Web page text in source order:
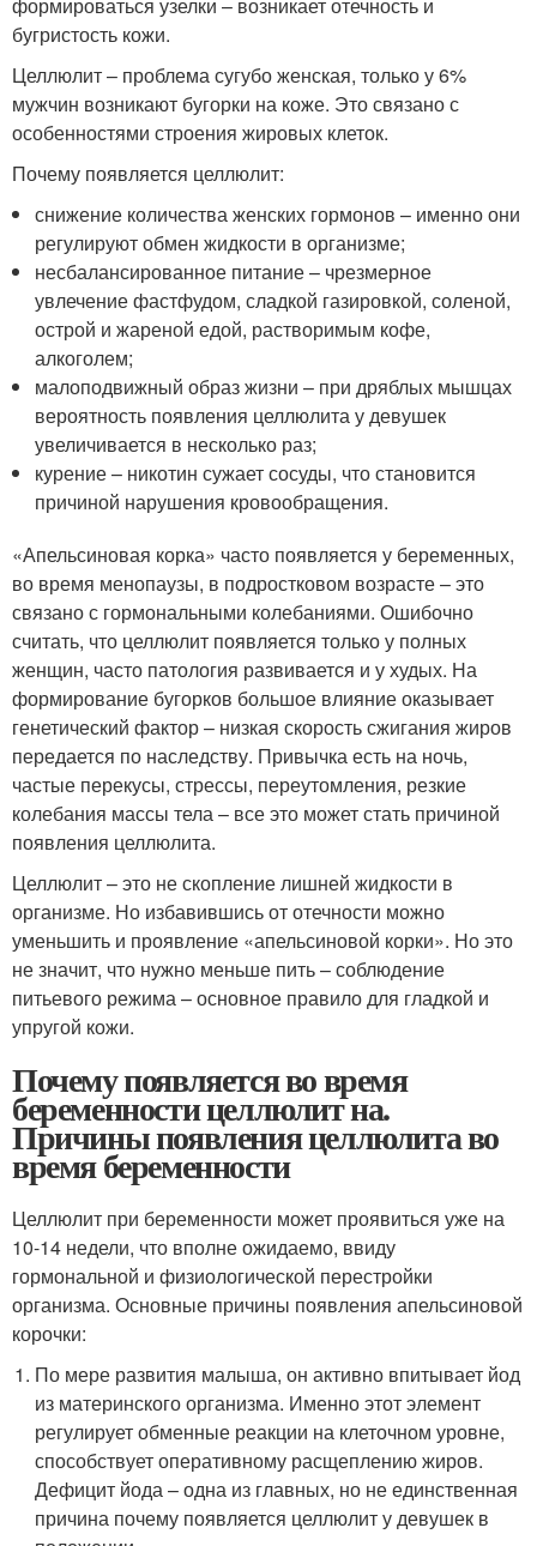
бугристость кожи.
Целлюлит – проблема сугубо женская, только у 6%
мужчин возникают бугорки на коже. Это связано с
особенностями строения жировых клеток.
Почему появляется целлюлит:
снижение количества женских гормонов – именно они
регулируют обмен жидкости в организме;
несбалансированное питание – чрезмерное
увлечение фастфудом, сладкой газировкой, соленой,
острой и жареной едой, растворимым кофе,
алкоголем;
малоподвижный образ жизни – при дряблых мышцах
вероятность появления целлюлита у девушек
увеличивается в несколько раз;
курение – никотин сужает сосуды, что становится
причиной нарушения кровообращения.
«Апельсиновая корка» часто появляется у беременных,
во время менопаузы, в подростковом возрасте – это
связано с гормональными колебаниями. Ошибочно
считать, что целлюлит появляется только у полных
женщин, часто патология развивается и у худых. На
формирование бугорков большое влияние оказывает
генетический фактор – низкая скорость сжигания жиров
передается по наследству. Привычка есть на ночь,
частые перекусы, стрессы, переутомления, резкие
колебания массы тела – все это может стать причиной
появления целлюлита.
Целлюлит – это не скопление лишней жидкости в
организме. Но избавившись от отечности можно
уменьшить и проявление «апельсиновой корки». Но это
не значит, что нужно меньше пить – соблюдение
питьевого режима – основное правило для гладкой и
упругой кожи.
Почему появляется во время
беременности целлюлит на.
Причины появления целлюлита во
время беременности
Целлюлит при беременности может проявиться уже на
10-14 недели, что вполне ожидаемо, ввиду
гормональной и физиологической перестройки
организма. Основные причины появления апельсиновой
корочки:
По мере развития малыша, он активно впитывает йод
из материнского организма. Именно этот элемент
регулирует обменные реакции на клеточном уровне,
способствует оперативному расщеплению жиров.
Дефицит йода – одна из главных, но не единственная
причина почему появляется целлюлит у девушек в